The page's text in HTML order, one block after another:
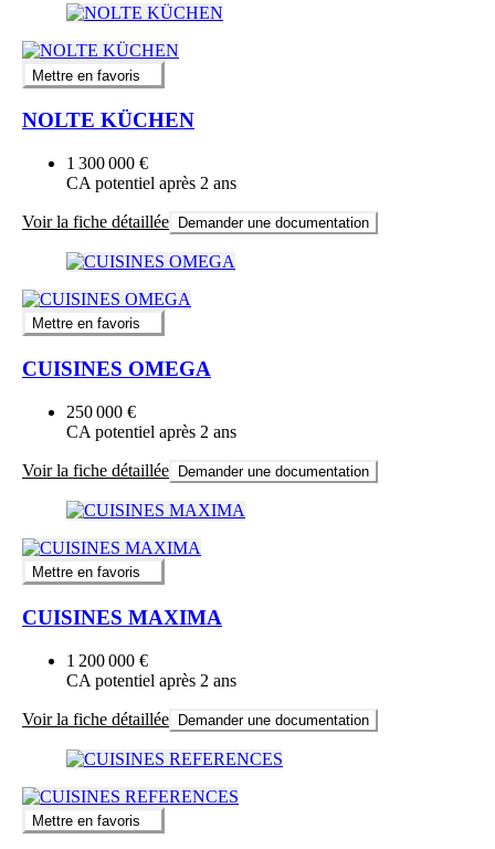
Mettre en favoris
NOLTE KÜCHEN
1 300 000 €
CA potentiel après 2 ans
Voir la fiche détaillée Demander une documentation
Mettre en favoris
CUISINES OMEGA
250 000 €
CA potentiel après 2 ans
Voir la fiche détaillée Demander une documentation
Mettre en favoris
CUISINES MAXIMA
1 200 000 €
CA potentiel après 2 ans
Voir la fiche détaillée Demander une documentation
Mettre en favoris